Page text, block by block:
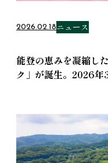
2026.02.18ニュース
能登の恵みを凝縮し
ク」が誕生。2026